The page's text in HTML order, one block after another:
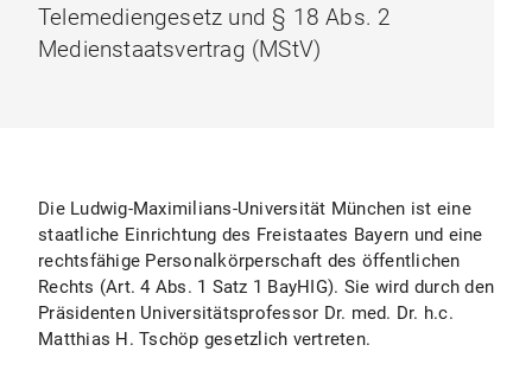
Telemediengesetz und § 18 Abs. 2
Medienstaatsvertrag (MStV)
Die Ludwig-Maximilians-Universität München ist eine
staatliche Einrichtung des Freistaates Bayern und eine
rechtsfähige Personalkörperschaft des öffentlichen
Rechts (Art. 4 Abs. 1 Satz 1 BayHIG). Sie wird durch den
Präsidenten Universitätsprofessor Dr. med. Dr. h.c.
Matthias H. Tschöp gesetzlich vertreten.